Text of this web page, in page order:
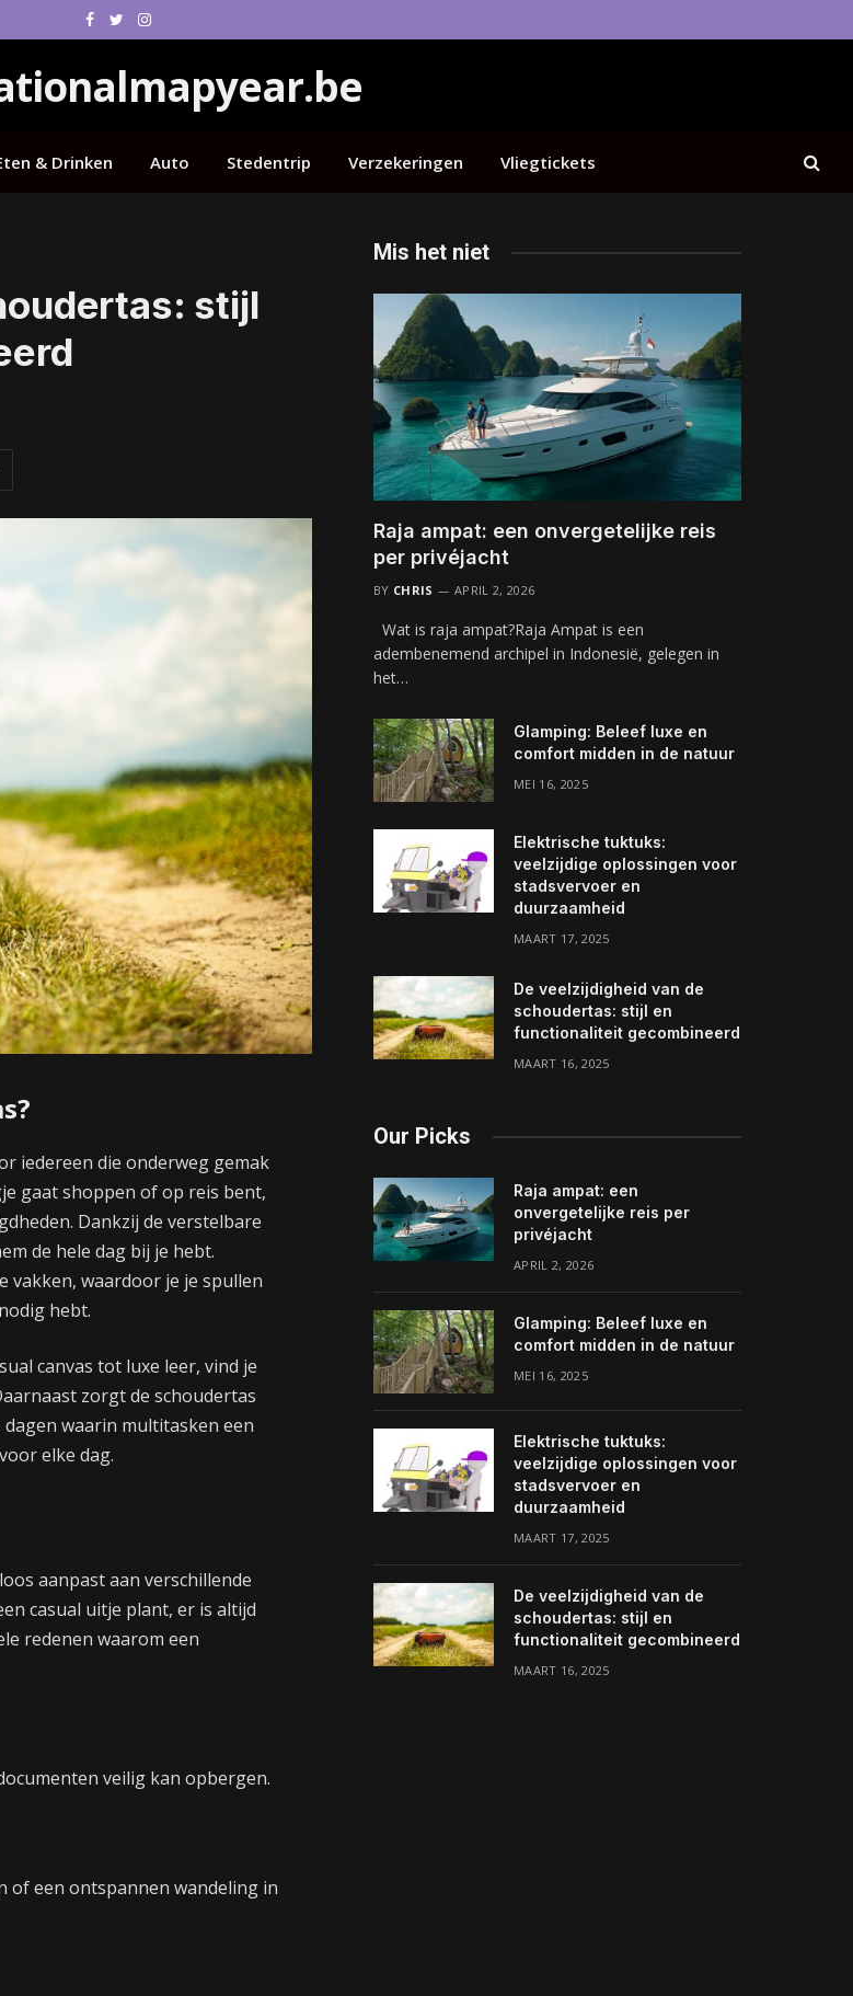
Facebook
TwitterInstagram
& Drinken Auto Stedentrip Verzekeringen Vliegtickets
stijl
iedereen die onderweg gemak
gaat shoppen of op reis bent,
Dankzij de verstelbare
de hele dag bij je hebt.
vakken, waardoor je je spullen
hebt.
canvas tot luxe leer, vind je
zorgt de schoudertas
waarin multitasken een
elke dag.
aanpast aan verschillende
casual uitje plant, er is altijd
redenen waarom een
veilig kan opbergen.
of een ontspannen wandeling in
Mis het niet
Raja ampat: een onvergetelijke reis
per privéjacht
BY CHRIS APRIL 2, 2026
Wat is raja ampat?Raja Ampat is een
adembenemend archipel in Indonesië, gelegen in
het…
Glamping: Beleef luxe en
comfort midden in de natuur
MEI 16, 2025
Elektrische tuktuks:
veelzijdige oplossingen voor
stadsvervoer en
duurzaamheid
MAART 17, 2025
De veelzijdigheid van de
schoudertas: stijl en
functionaliteit gecombineerd
MAART 16, 2025
Our Picks
Raja ampat: een
onvergetelijke reis per
privéjacht
APRIL 2, 2026
Glamping: Beleef luxe en
comfort midden in de natuur
MEI 16, 2025
Elektrische tuktuks:
veelzijdige oplossingen voor
stadsvervoer en
duurzaamheid
MAART 17, 2025
De veelzijdigheid van de
schoudertas: stijl en
functionaliteit gecombineerd
MAART 16, 2025